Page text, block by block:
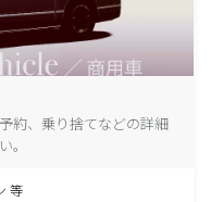
約、乗り捨てなどの詳細
。
等